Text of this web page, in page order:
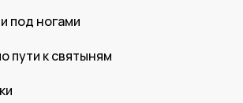
под ногами
пути к святыням